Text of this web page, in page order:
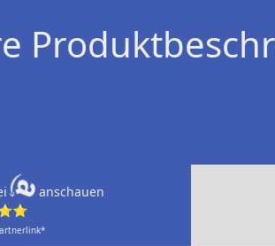
anschauen